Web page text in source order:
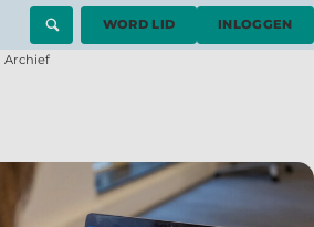
WORD LID INLOGGEN
Archief